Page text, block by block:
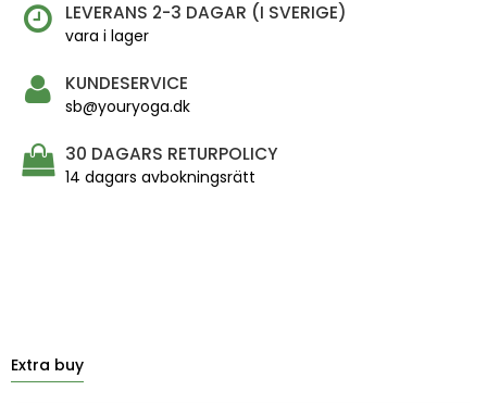
LEVERANS 2-3 DAGAR (I SVERIGE)
vara i lager
KUNDESERVICE
sb@youryoga.dk
30 DAGARS RETURPOLICY
14 dagars avbokningsrätt
Extra buy